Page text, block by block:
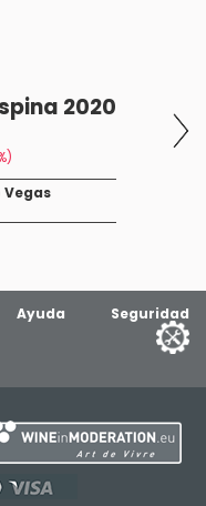
2020
Vegas
Ayuda Seguridad